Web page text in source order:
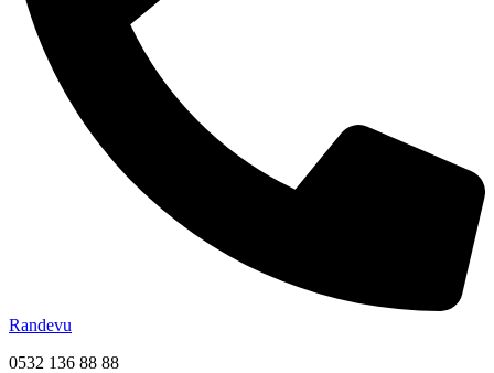
Randevu
0532 136 88 88